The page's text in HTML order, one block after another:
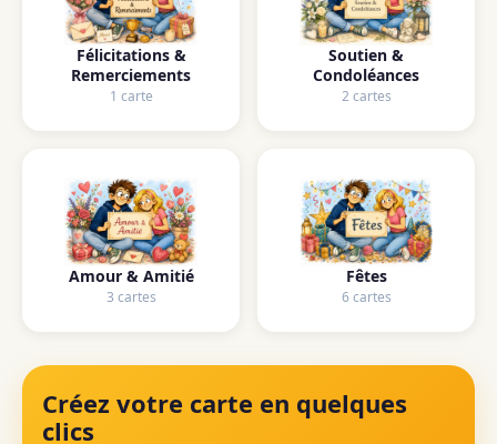
Félicitations &
Remerciements
1 carte
Soutien &
Condoléances
2 cartes
Amour & Amitié
3 cartes
Fêtes
6 cartes
Créez votre carte en quelques
clics